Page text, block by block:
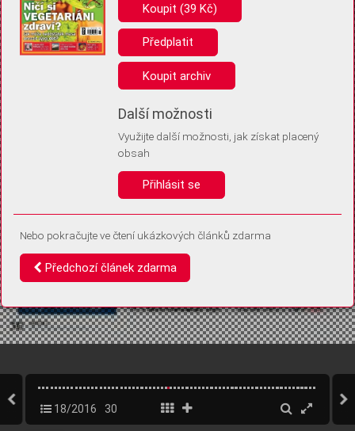
Pro základní fungování webu nepotřebujeme ukládat žádné informace
(tzv. cookies apod.). Rádi bychom vás ale požádali o souhlas s
uložením volitelných informací:
Anonymní unikátní ID
Díky němu příště poznáme, že se jedná o stejné zařízení, a
Identifikátor je zcela anonymní.
Vaše souhlasy a odmítnutí si ukládáme do vašeho zařízení, abychom se
vás už příště znovu neptali. Můžete je kdykoli později upravit ve Správě
18/2016 30
Koupit (39 Kč)
Předplatit
Koupit archiv
Další možnosti
Využijte další možnosti, jak získat placený
obsah
Přihlásit se
Nebo pokračujte ve čtení ukázkových článků zdarma
Předchozí článek zdarma